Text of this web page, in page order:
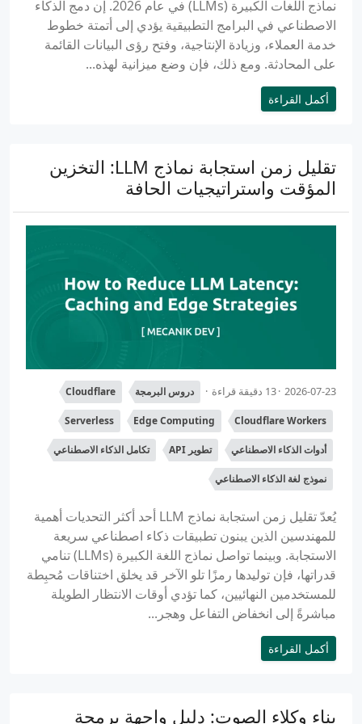
نماذج اللغات الكبيرة (LLMs) في عام 2026. إن دمج الذكاء
الاصطناعي في البرامج التطبيقية يؤدي إلى أتمتة خطوط
خدمة العملاء، وزيادة الإنتاجية، وفتح رؤى البيانات القائمة
على المحادثة. ومع ذلك، فإن وضع ميزانية لهذه...
أكمل القراءة
تقليل زمن استجابة نماذج LLM: التخزين
المؤقت واستراتيجيات الحافة
2026-07-23 13 دقيقة قراءة دروس البرمجة Cloudflare
Cloudflare Workers
Edge Computing
Serverless
أدوات الذكاء الاصطناعي تطوير API تكامل الذكاء الاصطناعي
نموذج لغة الذكاء الاصطناعي
يُعدّ تقليل زمن استجابة نماذج LLM أحد أكثر التحديات أهمية
للمهندسين الذين يبنون تطبيقات ذكاء اصطناعي سريعة
الاستجابة. وبينما تواصل نماذج اللغة الكبيرة (LLMs) تنامي
قدراتها، فإن توليدها رمزًا تلو الآخر قد يخلق اختناقات مُحبِطة
للمستخدمين النهائيين، كما تؤدي أوقات الانتظار الطويلة
مباشرةً إلى انخفاض التفاعل وهجر...
أكمل القراءة
بناء وكلاء الصوت: دليل واجهة برمجة